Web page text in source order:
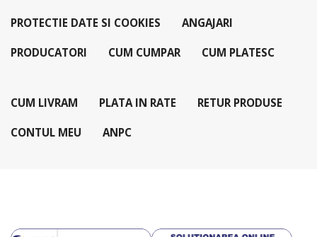
PROTECTIE DATE SI COOKIES ANGAJARI
PRODUCATORI CUM CUMPAR CUM PLATESC
CUM LIVRAM PLATA IN RATE RETUR PRODUSE
CONTUL MEU ANPC